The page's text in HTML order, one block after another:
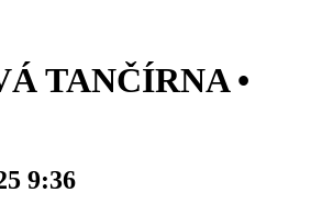
TANČÍRNA •
9:36